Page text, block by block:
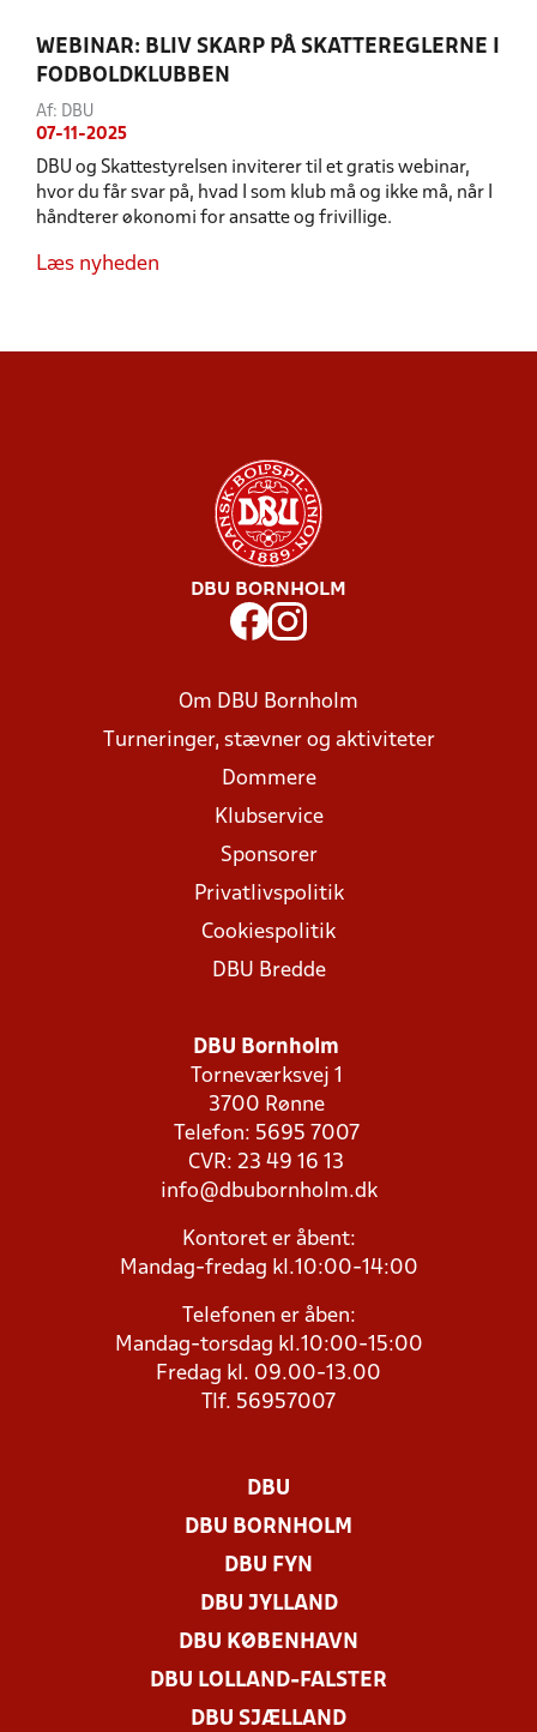
WEBINAR: BLIV SKARP PÅ SKATTEREGLERNE I
FODBOLDKLUBBEN
Af: DBU
07-11-2025
DBU og Skattestyrelsen inviterer til et gratis webinar,
hvor du får svar på, hvad I som klub må og ikke må, når I
håndterer økonomi for ansatte og frivillige.
Læs nyheden
DBU BORNHOLM
Om DBU Bornholm
Turneringer, stævner og aktiviteter
Dommere
Klubservice
Sponsorer
Privatlivspolitik
Cookiespolitik
DBU Bredde
DBU Bornholm
Torneværksvej 1
3700 Rønne
Telefon: 5695 7007
CVR: 23 49 16 13
info@dbubornholm.dk
Kontoret er åbent:
Mandag-fredag kl.10:00-14:00
Telefonen er åben:
Mandag-torsdag kl.10:00-15:00
Fredag kl. 09.00-13.00
Tlf. 56957007
DBU
DBU BORNHOLM
DBU FYN
DBU JYLLAND
DBU KØBENHAVN
DBU LOLLAND-FALSTER
DBU SJÆLLAND